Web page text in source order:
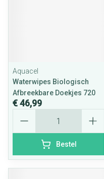
Aquacel
Waterwipes Biologisch
Afbreekbare Doekjes 720
€ 46,99
Bestel